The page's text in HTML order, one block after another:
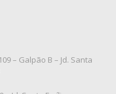
– Galpão B – Jd. Santa